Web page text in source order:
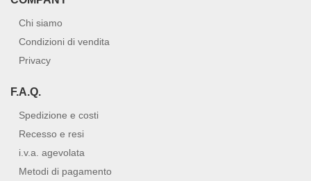
Chi siamo
Condizioni di vendita
Privacy
F.A.Q.
Spedizione e costi
Recesso e resi
i.v.a. agevolata
Metodi di pagamento